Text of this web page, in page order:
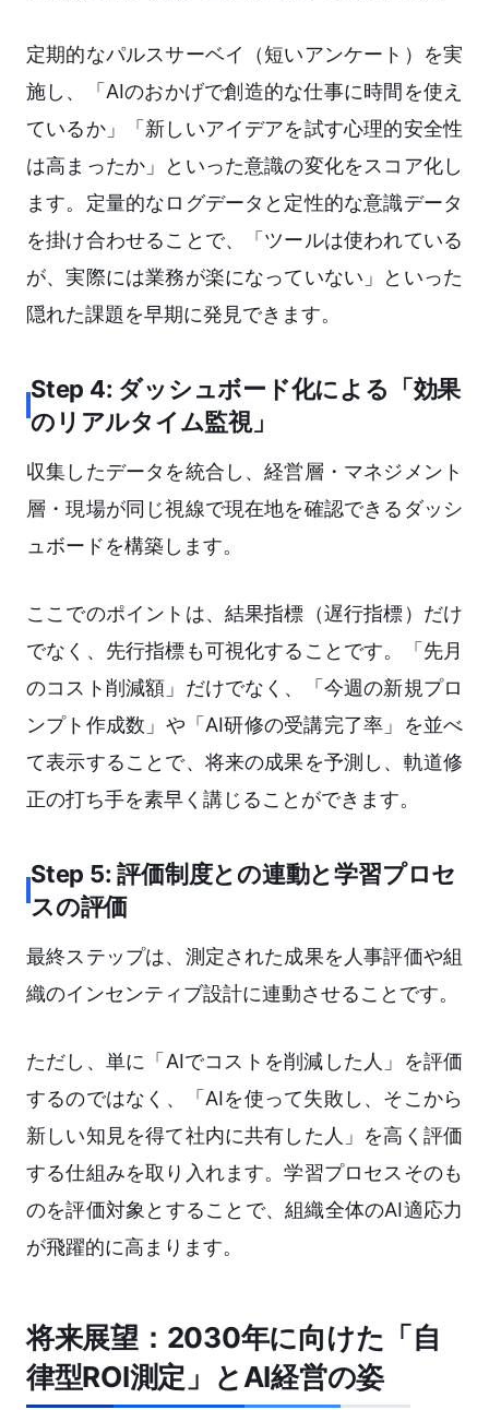
定期的なパルスサーベイ（短いアンケート）を実
施し、「AIのおかげで創造的な仕事に時間を使え
ているか」「新しいアイデアを試す心理的安全性
は高まったか」といった意識の変化をスコア化し
ます。定量的なログデータと定性的な意識データ
を掛け合わせることで、「ツールは使われている
が、実際には業務が楽になっていない」といった
隠れた課題を早期に発見できます。
Step 4: ダッシュボード化による「効果
のリアルタイム監視」
収集したデータを統合し、経営層・マネジメント
層・現場が同じ視線で現在地を確認できるダッシ
ュボードを構築します。
ここでのポイントは、結果指標（遅行指標）だけ
でなく、先行指標も可視化することです。「先月
のコスト削減額」だけでなく、「今週の新規プロ
ンプト作成数」や「AI研修の受講完了率」を並べ
て表示することで、将来の成果を予測し、軌道修
正の打ち手を素早く講じることができます。
Step 5: 評価制度との連動と学習プロセ
スの評価
最終ステップは、測定された成果を人事評価や組
織のインセンティブ設計に連動させることです。
ただし、単に「AIでコストを削減した人」を評価
するのではなく、「AIを使って失敗し、そこから
新しい知見を得て社内に共有した人」を高く評価
する仕組みを取り入れます。学習プロセスそのも
のを評価対象とすることで、組織全体のAI適応力
が飛躍的に高まります。
将来展望：2030年に向けた「自
律型ROI測定」とAI経営の姿